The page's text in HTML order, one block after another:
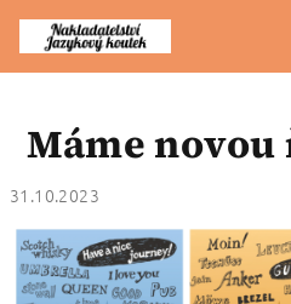
obsah
Máme
31.10.2023